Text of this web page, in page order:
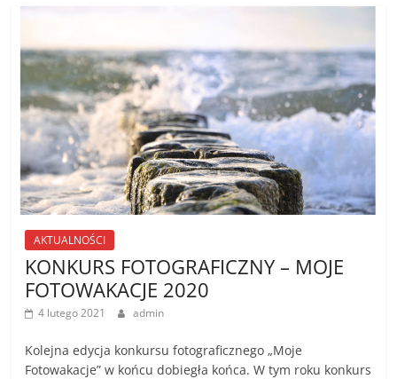
AKTUALNOŚCI
KONKURS FOTOGRAFICZNY – MOJE
FOTOWAKACJE 2020
4 lutego 2021 admin
Kolejna edycja konkursu fotograficznego „Moje
Fotowakacje” w końcu dobiegła końca. W tym roku konkurs